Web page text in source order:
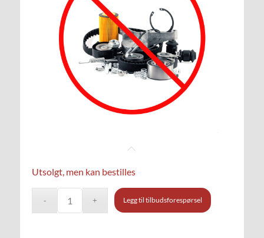
Utsolgt, men kan bestilles
Legg til tilbudsforespørsel